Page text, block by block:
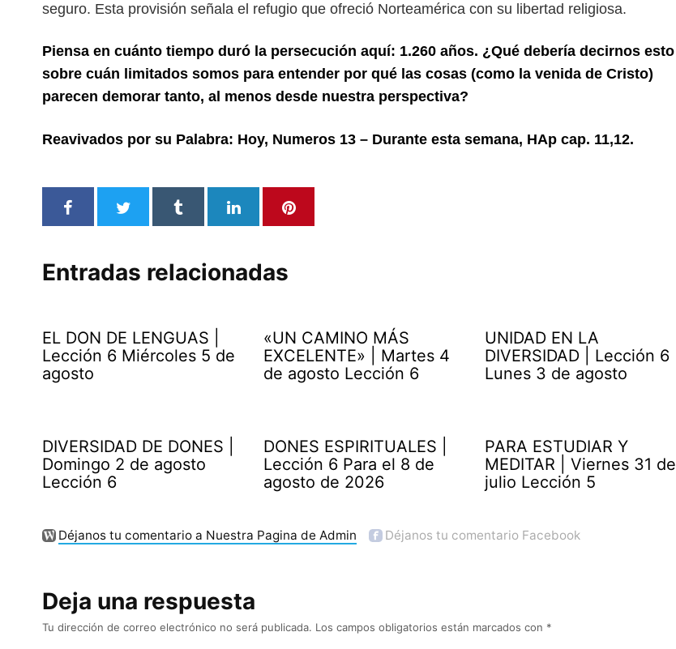
seguro. Esta provisión señala el refugio que ofreció Norteamérica con su libertad religiosa.
Piensa en cuánto tiempo duró la persecución aquí: 1.260 años. ¿Qué debería decirnos esto
sobre cuán limitados somos para entender por qué las cosas (como la venida de Cristo)
parecen demorar tanto, al menos desde nuestra perspectiva?
Reavivados por su Palabra: Hoy, Numeros 13 – Durante esta semana, HAp cap. 11,12.
Entradas relacionadas
EL DON DE LENGUAS |
Lección 6 Miércoles 5 de
agosto
«UN CAMINO MÁS
EXCELENTE» | Martes 4
de agosto Lección 6
UNIDAD EN LA
DIVERSIDAD | Lección 6
Lunes 3 de agosto
DIVERSIDAD DE DONES |
Domingo 2 de agosto
Lección 6
DONES ESPIRITUALES |
Lección 6 Para el 8 de
agosto de 2026
PARA ESTUDIAR Y
MEDITAR | Viernes 31 de
julio Lección 5
Déjanos tu comentario a Nuestra Pagina de Admin Déjanos tu comentario Facebook
Deja una respuesta
Tu dirección de correo electrónico no será publicada. Los campos obligatorios están marcados con *